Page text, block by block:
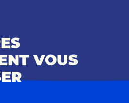
VOUS